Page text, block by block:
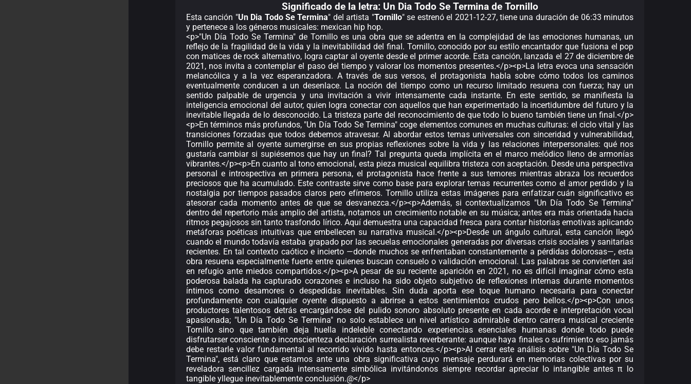
Significado de la letra: Un Dia Todo Se Termina de Tornillo
Esta canción "Un Dia Todo Se Termina" del artista "Tornillo" se estrenó el 2021-12-27, tiene una duración de 06:33 minutos
y pertenece a los géneros musicales: mexican hip hop.
<p>"Un Día Todo Se Termina" de Tornillo es una obra que se adentra en la complejidad de las emociones humanas, un
reflejo de la fragilidad de la vida y la inevitabilidad del final. Tornillo, conocido por su estilo encantador que fusiona el pop
con matices de rock alternativo, logra captar al oyente desde el primer acorde. Esta canción, lanzada el 27 de diciembre de
2021, nos invita a contemplar el paso del tiempo y valorar los momentos presentes.</p><p>La letra evoca una sensación
melancólica y a la vez esperanzadora. A través de sus versos, el protagonista habla sobre cómo todos los caminos
eventualmente conducen a un desenlace. La noción del tiempo como un recurso limitado resuena con fuerza; hay un
sentido palpable de urgencia y una invitación a vivir intensamente cada instante. En este sentido, se manifiesta la
inteligencia emocional del autor, quien logra conectar con aquellos que han experimentado la incertidumbre del futuro y la
inevitable llegada de lo desconocido. La tristeza parte del reconocimiento de que todo lo bueno también tiene un final.</p>
<p>En términos más profundos, "Un Día Todo Se Termina" coge elementos comunes en muchas culturas: el ciclo vital y las
transiciones forzadas que todos debemos atravesar. Al abordar estos temas universales con sinceridad y vulnerabilidad,
Tornillo permite al oyente sumergirse en sus propias reflexiones sobre la vida y las relaciones interpersonales: qué nos
gustaría cambiar si supiésemos que hay un final? Tal pregunta queda implícita en el marco melódico lleno de armonías
vibrantes.</p><p>En cuanto al tono emocional, esta pieza musical equilibra tristeza con aceptación. Desde una perspectiva
personal e introspectiva en primera persona, el protagonista hace frente a sus temores mientras abraza los recuerdos
preciosos que ha acumulado. Este contraste sirve como base para explorar temas recurrentes como el amor perdido y la
nostalgia por tiempos pasados claros pero efímeros. Tornillo utiliza estas imágenes para enfatizar cuán significativo es
atesorar cada momento antes de que se desvanezca.</p><p>Además, si contextualizamos "Un Día Todo Se Termina"
dentro del repertorio más amplio del artista, notamos un crecimiento notable en su música; antes era más orientada hacia
ritmos pegajosos sin tanto trasfondo lírico. Aquí demuestra una capacidad fresca para contar historias emotivas aplicando
metáforas poéticas intuitivas que embellecen su narrativa musical.</p><p>Desde un ángulo cultural, esta canción llegó
cuando el mundo todavía estaba grapado por las secuelas emocionales generadas por diversas crisis sociales y sanitarias
recientes. En tal contexto caótico e incierto —donde muchos se enfrentaban constantemente a pérdidas dolorosas—, esta
obra resuena especialmente fuerte entre quienes buscan consuelo o validación emocional. Las palabras se convierten así
en refugio ante miedos compartidos.</p><p>A pesar de su reciente aparición en 2021, no es difícil imaginar cómo esta
poderosa balada ha capturado corazones e incluso ha sido objeto subjetivo de reflexiones internas durante momentos
íntimos como desamores o despedidas inevitables. Sin duda aporta ese toque humano necesaria para conectar
profundamente con cualquier oyente dispuesto a abrirse a estos sentimientos crudos pero bellos.</p><p>Con unos
productores talentosos detrás encargándose del pulido sonoro absoluto presente en cada acorde e interpretación vocal
apasionada; "Un Día Todo Se Termina" no solo establece un nivel artístico admirable dentro carrera musical creciente
Tornillo sino que también deja huella indeleble conectando experiencias esenciales humanas donde todo puede
disfrutarser consciente o inconscienteza declaración surrealista reverberante: aunque haya finales o sufrimiento eso jamás
debe restarle valor fundamental al recorrido vivido hasta entonces.</p><p>Al cerrar este análisis sobre "Un Día Todo Se
Termina", está claro que estamos ante una obra significativa cuyo mensaje perdurará en memorias colectivas por su
reveladora sencillez cargada intensamente simbólica invitándonos siempre recordar apreciar lo intangible antes π lo
tangible yllegue inevitablemente conclusión.@</p>